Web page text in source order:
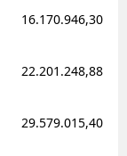
16.170.946,30
22.201.248,88
29.579.015,40